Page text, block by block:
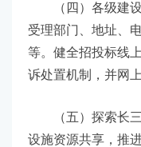
（四）各级建
受理部门、地址、
等。健全招投标线
诉处置机制，并网
（五）探索长
设施资源共享，推